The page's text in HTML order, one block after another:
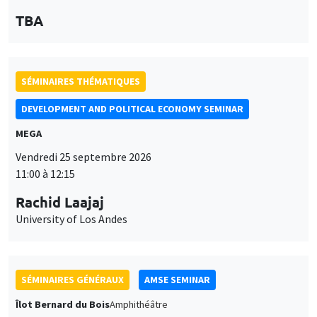
TBA
SÉMINAIRES THÉMATIQUES
DEVELOPMENT AND POLITICAL ECONOMY SEMINAR
MEGA
Vendredi 25 septembre 2026
11:00 à 12:15
Rachid Laajaj
University of Los Andes
SÉMINAIRES GÉNÉRAUX
AMSE SEMINAR
Îlot Bernard du BoisAmphithéâtre